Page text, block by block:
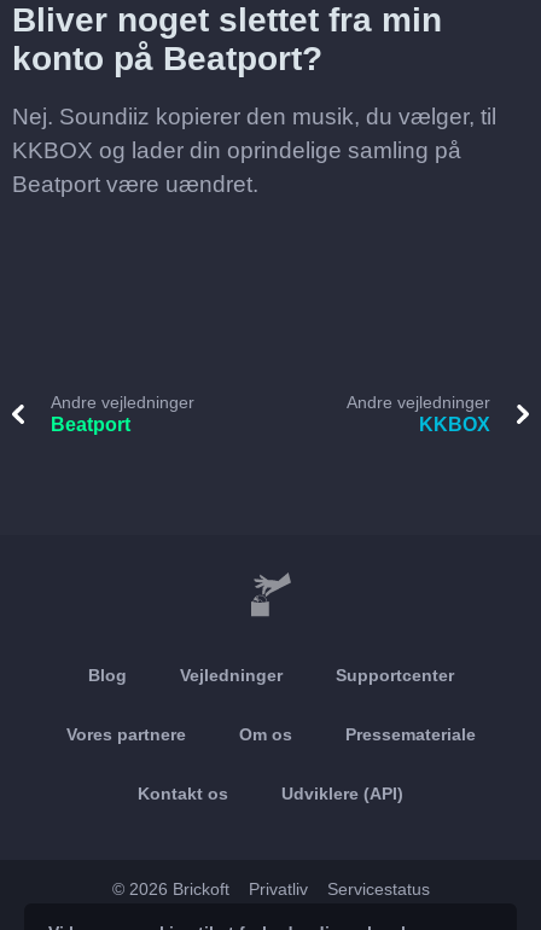
Bliver noget slettet fra min
konto på Beatport?
Nej. Soundiiz kopierer den musik, du vælger, til
KKBOX og lader din oprindelige samling på
Beatport være uændret.
Andre vejledninger
Beatport
Andre vejledninger
KKBOX
Blog Vejledninger Supportcenter
Vores partnere Om os Pressemateriale
Kontakt os Udviklere (API)
© 2026 Brickoft Privatliv Servicestatus